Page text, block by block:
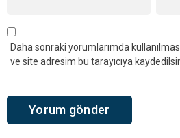
Daha sonraki yorumlarımda
ve site adresim bu tarayıcıya